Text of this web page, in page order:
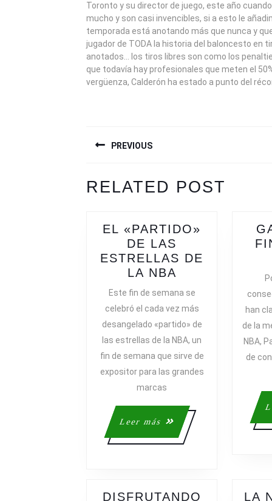
Toronto y su director de juego, este año
mucho y son casi invencibles, si a esto le
temporada está anotando más que nunca y
jugador de TODA la historia del baloncesto en
anotados… los tiros libres son como los
que todavía hay profesionales que meten el
vergüenza, Calderón ha estado a punto del
DE
ENTRADAS
PREVIOUS
post:
RELATED POST
EL «PARTIDO»
DE LAS
ESTRELLAS DE
LA NBA
LAS
ESTRELLAS
DE
LA
NBA
Este fin de semana se
celebró el cada vez más
desangelado «partido» de
las estrellas de la NBA, un
fin de semana que sirve de
expositor para las grandes
marcas
Leer más
Leer
más
han
de la
NBA,
de
DISFRUTANDO
LA